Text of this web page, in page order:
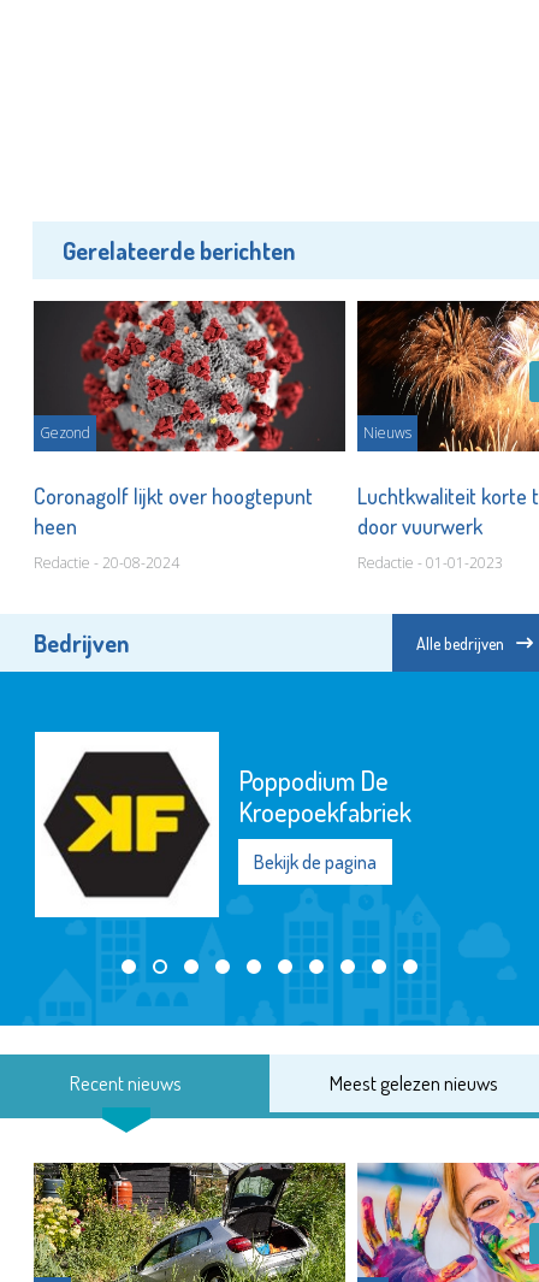
Gerelateerde berichten
Gezond
Coronagolf lijkt over hoogtepunt
heen
Redactie - 20-08-2024
Nieuws
Luchtkwaliteit korte
door vuurwerk
Redactie - 01-01-2023
Bedrijven Alle bedrijven
Poppodium De
Kroepoekfabriek
Bekijk de pagina
Recent nieuws Meest gelezen nieuws